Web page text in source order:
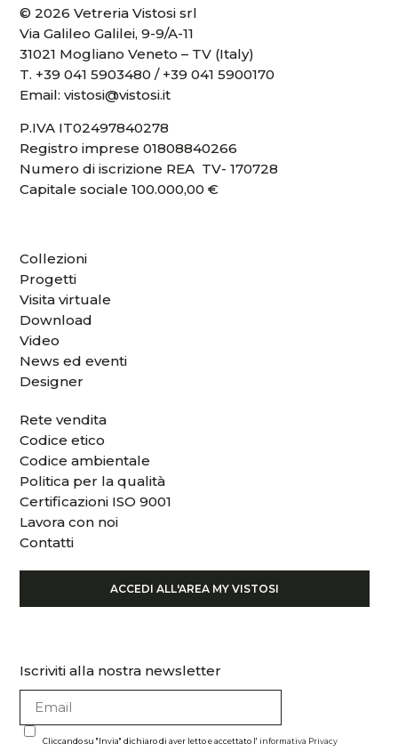
© 2026 Vetreria Vistosi srl
Via Galileo Galilei, 9-9/A-11
31021 Mogliano Veneto – TV (Italy)
T. +39 041 5903480 / +39 041 5900170
Email:vistosi@vistosi.it
P.IVA IT02497840278
Registro imprese 01808840266
Numero di iscrizione REA TV- 170728
Capitale sociale 100.000,00 €
Collezioni
Progetti
Visita virtuale
Download
Video
News ed eventi
Designer
Rete vendita
Codice etico
Codice ambientale
Politica per la qualità
Certificazioni ISO 9001
Lavora con noi
Contatti
ACCEDI ALL'AREA MY VISTOSI
Iscriviti alla nostra newsletter
Cliccando su "Invia" dichiaro di aver letto e accettato l'informativa Privacy